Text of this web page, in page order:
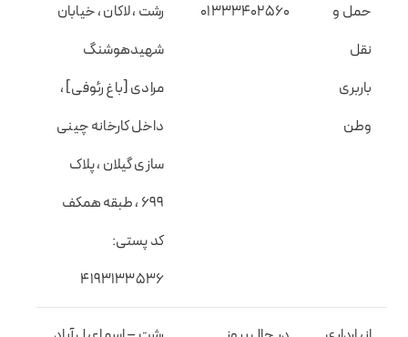
حمل و
نقل
باربری
وطن
01333402560
رشت ، لاکان ، خیابان
شهیدهوشنگ
مرادی [باغ رئوفی] ،
داخل کارخانه چینی
سازی گیلان ، پلاک
۶۹۹ ، طبقه همکف
کد پستی:
۴۱۹۳۱۳۳۵۳۶